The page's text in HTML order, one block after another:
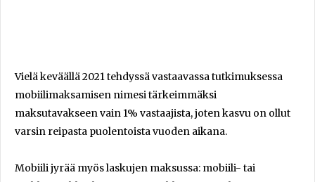
Vielä keväällä 2021 tehdyssä vastaavassa tutkimuksessa
mobiilimaksamisen nimesi tärkeimmäksi
maksutavakseen vain 1% vastaajista, joten kasvu on ollut
varsin reipasta puolentoista vuoden aikana.
Mobiili jyrää myös laskujen maksussa: mobiili- tai